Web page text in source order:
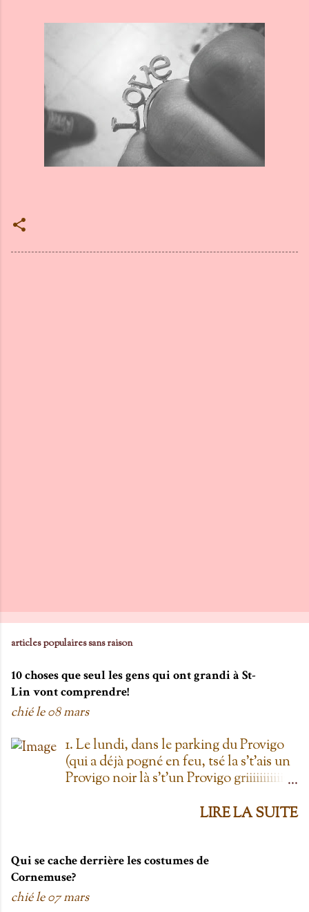
articles populaires sans raison
10 choses que seul les gens qui ont grandi à St-
Lin vont comprendre!
chié le08 mars
1. Le lundi, dans le parking du Provigo
(qui a déjà pogné en feu, tsé la s't'ais un
Provigo noir là s't'un Provigo griiiiiiiiiiis)
t'oublie qu'on est lundi mais là tu vois
lundi ''. Life hack du Provigo: si tu te
rends à la boulangerie, tu peux
demander un biscuit et y vont t'en
LIRE LA SUITE
Qui se cache derrière les costumes de
Cornemuse?
chié le07 mars